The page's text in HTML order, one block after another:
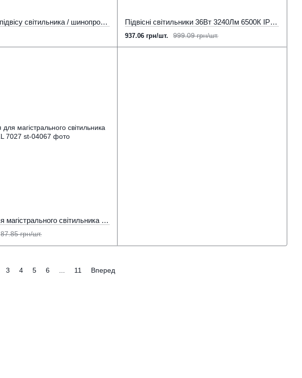
Тросики для підвісу світильника / шинопроводу / профілю ( 1м ) з регулюванням (ціна 1шт) Підвісні світильники 36Вт 3240Лм 6500К IP42 корпус алюміній LED STORY Profi
999.09 грн/шт.
937.06 грн/шт.
Кріплення для магістрального світильника ZL 7027
87.85 грн/шт.
3 4 5 6 11 Вперед